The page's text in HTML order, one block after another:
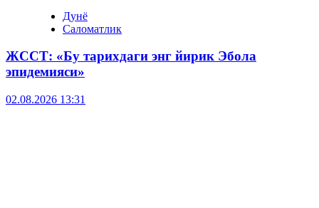
Дунё
Саломатлик
ЖССТ: «Бу тарихдаги энг йирик Эбола
эпидемияси»
02.08.2026 13:31